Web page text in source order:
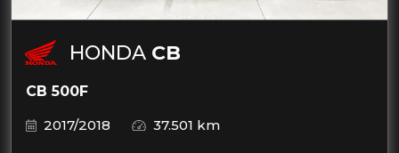
HONDA CB
CB 500F
2017/2018
37.501 km